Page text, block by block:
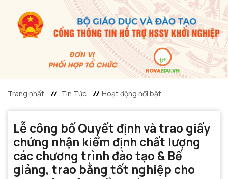
Trang nhất Tin Tức Hoạt động nổi bật
Lễ công bố Quyết định và trao giấy
chứng nhận kiểm định chất lượng
các chương trình đào tạo & Bế
giảng, trao bằng tốt nghiệp cho